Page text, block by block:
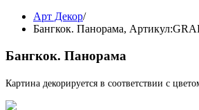
Арт Декор/
Бангкок. Панорама,
Бангкок. Панорама
Картина декорируется в соответствии с